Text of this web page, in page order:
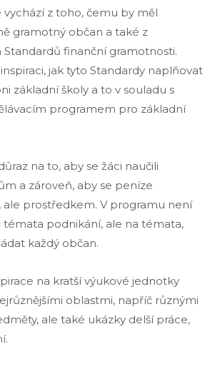
vychází z toho, čemu by měl
gramotný občan a také z
Standardů finanční gramotnosti.
jak tyto Standardy naplňovat
základní školy a to v souladu s
programem pro základní
na to, aby se žáci naučili
a zároveň, aby se peníze
ale prostředkem. V programu není
témata podnikání, ale na témata,
každý občan.
na kratší výukové jednotky
oblastmi, napříč různými
ale také ukázky delší práce,